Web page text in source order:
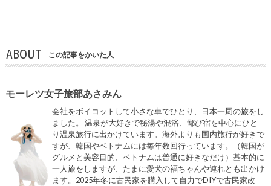
ABOUT この記事をかいた人
モーレツ女子旅部あさみん
会社をボイコットして小さな車でひとり、日本一周の旅をし
ました。 温泉が大好きで秘湯や混浴、鄙び宿を中心にひと
り温泉旅行に出かけています。海外よりも国内旅行が好きで
すが、韓国やベトナムには毎年数回行っています。（韓国が
グルメと美容目的、ベトナムは普通に好きなだけ）基本的に
一人旅をしますが、たまに愛犬の福ちゃんや連れとも出かけ
ます。2025年冬に古民家を購入して自力でDIYで古民家改